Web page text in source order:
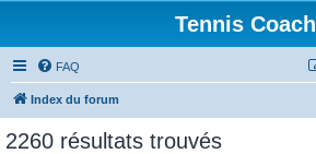
Tennis Coach
FAQ
Index du forum
2260 résultats trouvés